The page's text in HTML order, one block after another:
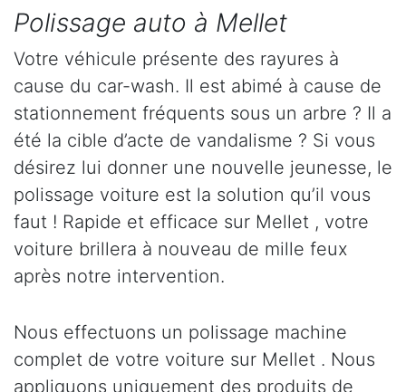
Polissage auto à Mellet
Votre véhicule présente des rayures à
cause du car-wash. Il est abimé à cause de
stationnement fréquents sous un arbre ? Il a
été la cible d’acte de vandalisme ? Si vous
désirez lui donner une nouvelle jeunesse, le
polissage voiture est la solution qu’il vous
faut ! Rapide et efficace sur Mellet , votre
voiture brillera à nouveau de mille feux
après notre intervention.
Nous effectuons un polissage machine
complet de votre voiture sur Mellet . Nous
appliquons uniquement des produits de